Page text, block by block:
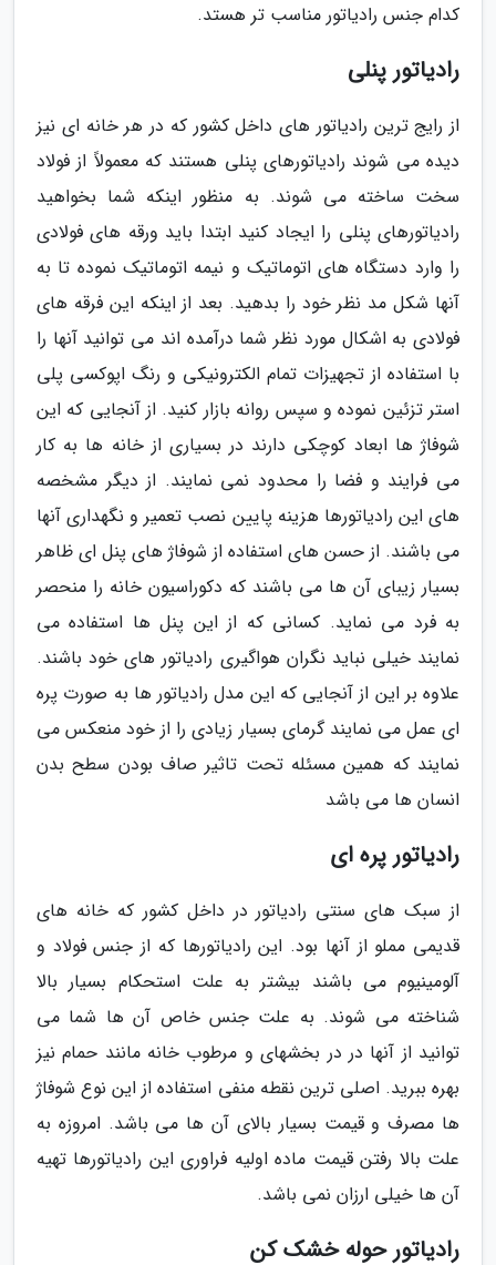
کدام جنس رادیاتور مناسب تر هستد.
رادیاتور پنلی
از رایج ترین رادیاتور های داخل کشور که در هر خانه ای نیز
دیده می شوند رادیاتورهای پنلی هستند که معمولاً از فولاد
سخت ساخته می شوند. به منظور اینکه شما بخواهید
رادیاتورهای پنلی را ایجاد کنید ابتدا باید ورقه های فولادی
را وارد دستگاه های اتوماتیک و نیمه اتوماتیک نموده تا به
آنها شکل مد نظر خود را بدهید. بعد از اینکه این فرقه های
فولادی به اشکال مورد نظر شما درآمده اند می توانید آنها را
با استفاده از تجهیزات تمام الکترونیکی و رنگ اپوکسی پلی
استر تزئین نموده و سپس روانه بازار کنید. از آنجایی که این
شوفاژ ها ابعاد کوچکی دارند در بسیاری از خانه ها به کار
می فرایند و فضا را محدود نمی نمایند. از دیگر مشخصه
های این رادیاتورها هزینه پایین نصب تعمیر و نگهداری آنها
می باشند. از حسن های استفاده از شوفاژ های پنل ای ظاهر
بسیار زیبای آن ها می باشند که دکوراسیون خانه را منحصر
به فرد می نماید. کسانی که از این پنل ها استفاده می
نمایند خیلی نباید نگران هواگیری رادیاتور های خود باشند.
علاوه بر این از آنجایی که این مدل رادیاتور ها به صورت پره
ای عمل می نمایند گرمای بسیار زیادی را از خود منعکس می
نمایند که همین مسئله تحت تاثیر صاف بودن سطح بدن
انسان ها می باشد
رادیاتور پره ای
از سبک های سنتی رادیاتور در داخل کشور که خانه های
قدیمی مملو از آنها بود. این رادیاتورها که از جنس فولاد و
آلومینیوم می باشند بیشتر به علت استحکام بسیار بالا
شناخته می شوند. به علت جنس خاص آن ها شما می
توانید از آنها در در بخشهای و مرطوب خانه مانند حمام نیز
بهره ببرید. اصلی ترین نقطه منفی استفاده از این نوع شوفاژ
ها مصرف و قیمت بسیار بالای آن ها می باشد. امروزه به
علت بالا رفتن قیمت ماده اولیه فراوری این رادیاتورها تهیه
آن ها خیلی ارزان نمی باشد.
رادیاتور حوله خشک کن